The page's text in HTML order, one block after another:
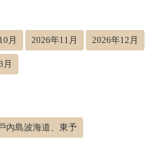
月 2026年11月 2026年12月
內島波海道、東予